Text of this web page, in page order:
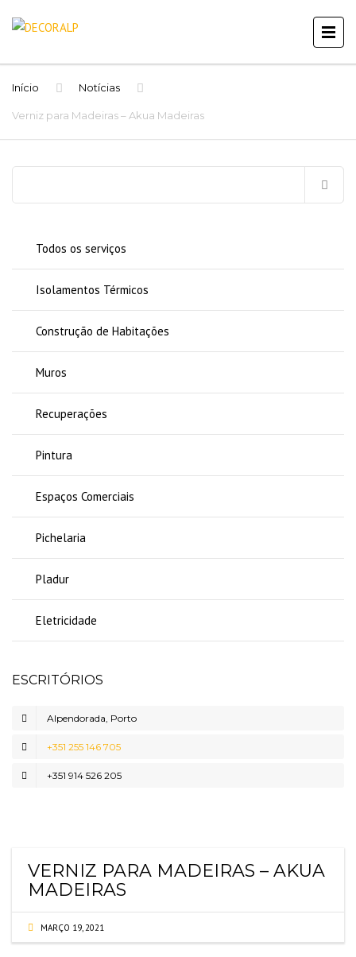
Início Notícias
Verniz para Madeiras – Akua Madeiras
Todos os serviços
Isolamentos Térmicos
Construção de Habitações
Muros
Recuperações
Pintura
Espaços Comerciais
Pichelaria
Pladur
Eletricidade
ESCRITÓRIOS
Alpendorada, Porto
+351 255 146 705
+351 914 526 205
VERNIZ PARA MADEIRAS – AKUA
MADEIRAS
MARÇO 19, 2021